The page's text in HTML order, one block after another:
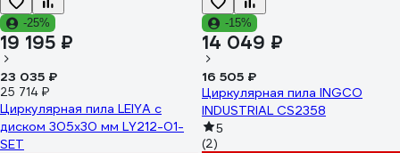
-25%
19 195 ₽
23 035 ₽
25 714 ₽
Циркулярная пила LEIYA с
диском 305х30 мм LY212-01-
SET
-15%
14 049 ₽
16 505 ₽
Циркулярная пила INGCO
INDUSTRIAL CS2358
5
(2)